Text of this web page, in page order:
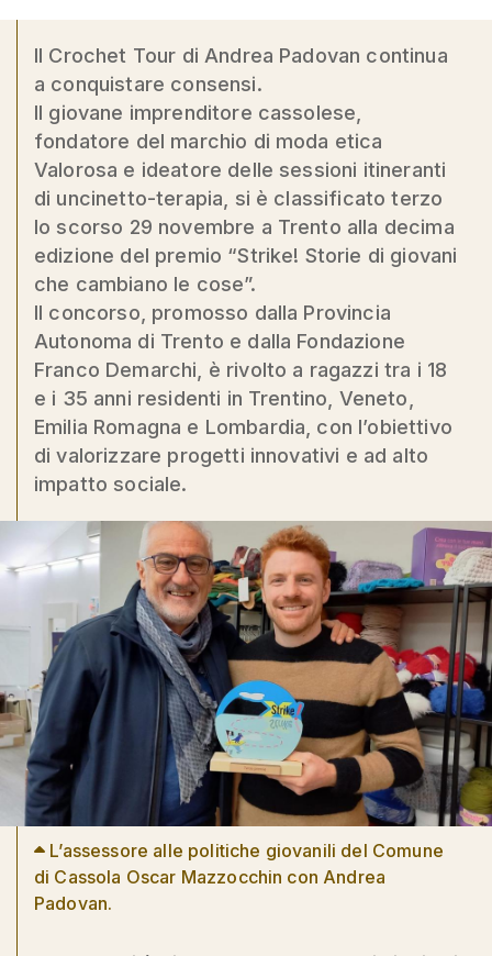
Il Crochet Tour di Andrea Padovan continua
a conquistare consensi.
Il giovane imprenditore cassolese,
fondatore del marchio di moda etica
Valorosa e ideatore delle sessioni itineranti
di uncinetto-terapia, si è classificato terzo
lo scorso 29 novembre a Trento alla decima
edizione del premio “Strike! Storie di giovani
che cambiano le cose”.
Il concorso, promosso dalla Provincia
Autonoma di Trento e dalla Fondazione
Franco Demarchi, è rivolto a ragazzi tra i 18
e i 35 anni residenti in Trentino, Veneto,
Emilia Romagna e Lombardia, con l’obiettivo
di valorizzare progetti innovativi e ad alto
impatto sociale.
L’assessore alle politiche giovanili del Comune
di Cassola Oscar Mazzocchin con Andrea
Padovan.